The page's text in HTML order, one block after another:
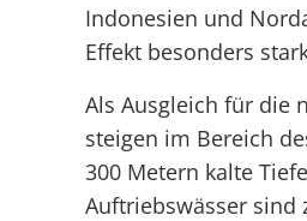
Indonesien und
Effekt besonders
Als Ausgleich für die
steigen im Bereich
300 Metern kalte
Auftriebswässer sind